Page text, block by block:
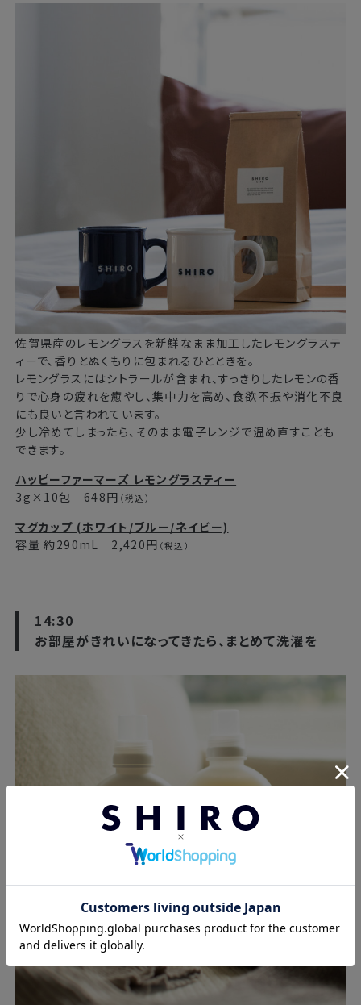
佐賀県産のレモングラスを新鮮なまま加工したレモングラステ
ィーで、香りとぬくもりに包まれるひとときを。
レモングラスにはシトラールが含まれ、すっきりしたレモンの香
りで心身の疲れを癒やし、集中力を高め、食欲不振や消化不良
にも良いと言われています。
少し冷めてしまったら、そのまま電子レンジで温め直すことも
できます。
ハッピーファーマーズ レモングラスティー
3g×10包 648円 （税込）
マグカップ (ホワイト/ブルー/ネイビー)
容量 約290mL 2,420円 （税込）
14:30
お部屋がきれいになってきたら、まとめて洗濯を